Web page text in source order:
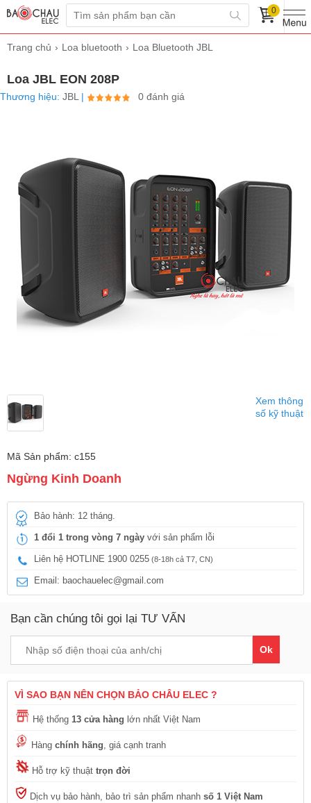
0
Trang chủ Loa bluetooth Loa Bluetooth JBL
Loa JBL EON 208P
Thương hiệu: JBL | 0 đánh giá
Xem thông
số kỹ thuật
Mã Sản phẩm: c155
Ngừng Kinh Doanh
Bảo hành: 12 tháng.
1 đổi 1 trong vòng 7 ngày với sản phẩm lỗi
Liên hệ HOTLINE 1900 0255 (8-18h cả T7, CN)
Email: baochauelec@gmail.com
Bạn cần chúng tôi gọi lại TƯ VẤN
Ok
VÌ SAO BẠN NÊN CHỌN BẢO CHÂU ELEC ?
Hệ thống 13 cửa hàng lớn nhất Việt Nam
Hàng chính hãng , giá cạnh tranh
Hỗ trợ kỹ thuật trọn đời
Dịch vụ bảo hành, bảo trì sản phẩm nhanh số 1 Việt Nam